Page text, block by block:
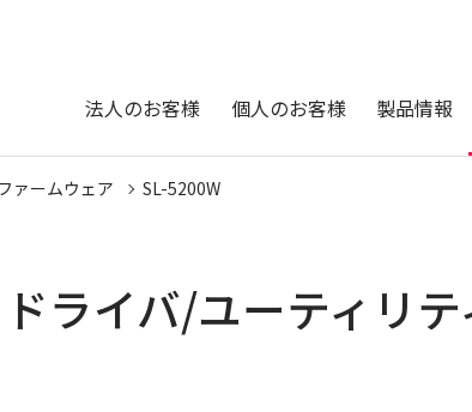
法人のお客様 個人のお客様 製品情報
ファームウェア SL-5200W
ライバ/ユーティリ